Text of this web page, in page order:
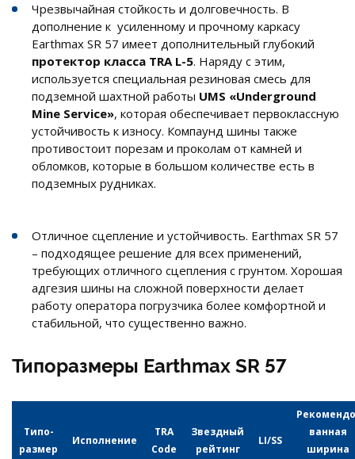
Чрезвычайная стойкость и долговечность. В
дополнение к усиленному и прочному каркасу
Earthmax SR 57 имеет дополнительный глубокий
протектор класса TRA L-5. Наряду с этим,
используется специальная резиновая смесь для
подземной шахтной работы UMS «Underground
Mine Service», которая обеспечивает первоклассную
устойчивость к износу. Компаунд шины также
противостоит порезам и проколам от камней и
обломков, которые в большом количестве есть в
подземных рудниках.
Отличное сцепление и устойчивость. Earthmax SR 57
– подходящее решение для всех применений,
требующих отличного сцепления с грунтом. Хорошая
адгезия шины на сложной поверхности делает
работу оператора погрузчика более комфортной и
стабильной, что существенно важно.
Типоразмеры Earthmax SR 57
Типо-
размер
Исполнение
TRA
Code
Звездный
рейтинг
LI/SS
ванная
ширина